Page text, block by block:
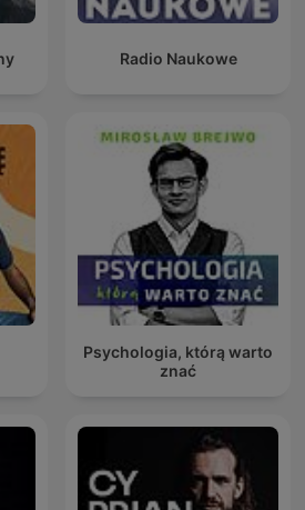
Radio Naukowe
Psychologia, którą warto
znać